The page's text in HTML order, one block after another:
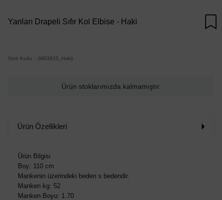
Yanları Drapeli Sıfır Kol Elbise - Haki
Stok Kodu (MD3825_Haki)
Ürün stoklarımızda kalmamıştır.
Ürün Özellikleri
Ürün Bilgisi
Boy: 110 cm
Mankenin üzerindeki beden s bedendir.
Manken kg: 52
Manken Boyu: 1.70